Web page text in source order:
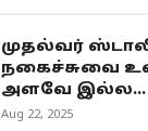
முதல்வர்
நகைச்சுவை
அளவே இல்ல...
Aug 22, 2025